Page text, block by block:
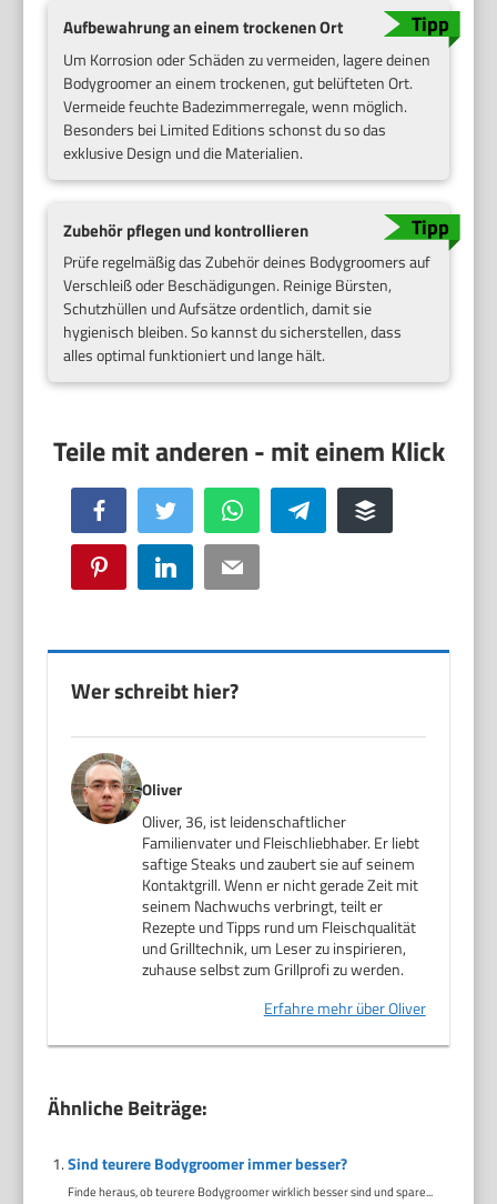
Aufbewahrung an einem trockenen Ort
Um Korrosion oder Schäden zu vermeiden, lagere deinen
Bodygroomer an einem trockenen, gut belüfteten Ort.
Vermeide feuchte Badezimmerregale, wenn möglich.
Besonders bei Limited Editions schonst du so das
exklusive Design und die Materialien.
Zubehör pflegen und kontrollieren
Prüfe regelmäßig das Zubehör deines Bodygroomers auf
Verschleiß oder Beschädigungen. Reinige Bürsten,
Schutzhüllen und Aufsätze ordentlich, damit sie
hygienisch bleiben. So kannst du sicherstellen, dass
alles optimal funktioniert und lange hält.
Facebook Twitter WhatsApp Telegram Buffer
Pinterest LinkedIn Email
Wer schreibt hier?
Oliver
Oliver, 36, ist leidenschaftlicher
Familienvater und Fleischliebhaber. Er liebt
saftige Steaks und zaubert sie auf seinem
Kontaktgrill. Wenn er nicht gerade Zeit mit
seinem Nachwuchs verbringt, teilt er
Rezepte und Tipps rund um Fleischqualität
und Grilltechnik, um Leser zu inspirieren,
zuhause selbst zum Grillprofi zu werden.
Erfahre mehr über Oliver
Ähnliche Beiträge:
Sind teurere Bodygroomer immer besser?
Finde heraus, ob teurere Bodygroomer wirklich besser sind und spare...